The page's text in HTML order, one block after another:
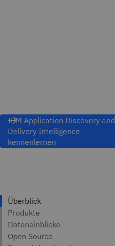
IBM Application Discovery and
Delivery Intelligence
kennenlernen